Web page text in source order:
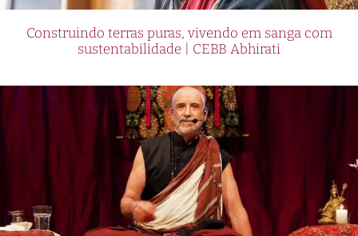
Construindo terras puras, vivendo em sanga com
sustentabilidade | CEBB Abhirati